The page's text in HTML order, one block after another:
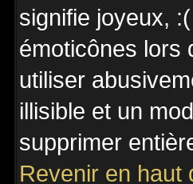
signifie joyeux,
émoticônes lors
utiliser
illisible et un
supprimer
Revenir en haut